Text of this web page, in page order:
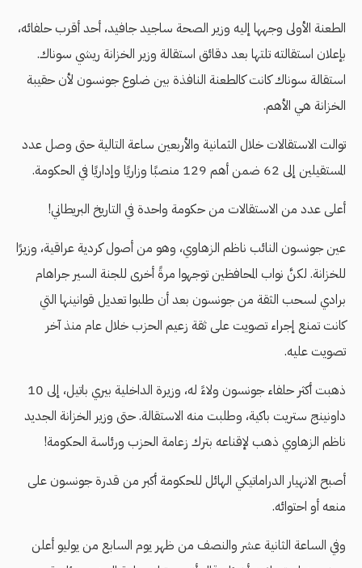
الطعنة الأولى وجهها إليه وزير الصحة ساجيد جافيد، أحد أقرب حلفائه،
بإعلان استقالته تلتها بعد دقائق استقالة وزير الخزانة ريشي سوناك.
استقالة سوناك كانت كالطعنة النافذة بين ضلوع جونسون لأن حقيبة
الخزانة هي الأهم.
توالت الاستقالات خلال الثمانية والأربعين ساعة التالية حتى وصل عدد
المستقيلين إلى 62 ضمن أهم 129 منصبًا وزاريًا وإداريًا في الحكومة.
أعلى عدد من الاستقالات من حكومة واحدة في التاريخ البريطاني!
عين جونسون النائب ناظم الزهاوي، وهو من أصول كردية عراقية، وزيرًا
للخزانة. لكنَّ نواب المحافظين توجهوا مرةً أخرى للجنة السير جراهام
برادي لسحب الثقة من جونسون بعد أن طلبوا تعديل قوانينها التي
كانت تمنع إجراء تصويت على ثقة زعيم الحزب خلال عام منذ آخر
تصويت عليه.
ذهبت أكثر حلفاء جونسون ولاءً له، وزيرة الداخلية بيري باتيل، إلى 10
داونينج ستريت باكية، وطلبت منه الاستقالة. حتى وزير الخزانة الجديد
ناظم الزهاوي ذهب لإقناعه بترك زعامة الحزب ورئاسة الحكومة!
أصبح الانهيار الدراماتيكي الهائل للحكومة أكبر من قدرة جونسون على
منعه أو احتوائه.
وفي الساعة الثانية عشر والنصف من ظهر يوم السابع من يوليو أعلن